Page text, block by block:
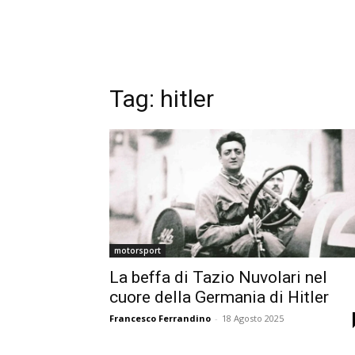
Tag: hitler
motorsport
La beffa di Tazio Nuvolari nel
cuore della Germania di Hitler
Francesco Ferrandino - 18 Agosto 2025